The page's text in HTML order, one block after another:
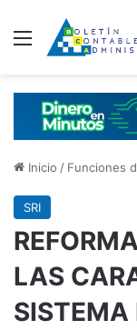
Menú
Inicio / Funciones
SRI
LAS
SISTEMA